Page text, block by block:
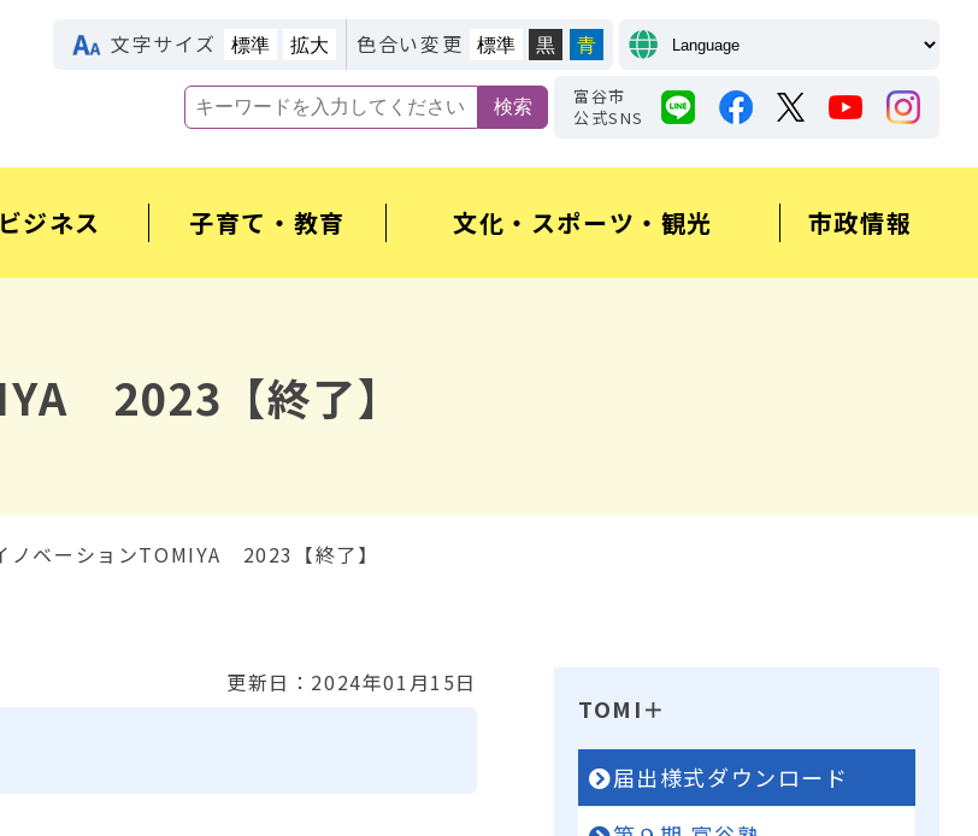
文字サイズ 標準 拡大 色合い変更 標準 黒 青
富谷市
公式SNS
ジネス 子育て・教育 文化・スポーツ・観光 市政情報
2023【終了】
ノベーションTOMIYA 2023【終了】
更新日：2024年01月15日
TOMI＋
届出様式ダウンロード